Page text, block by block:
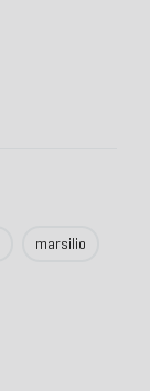
marsilio